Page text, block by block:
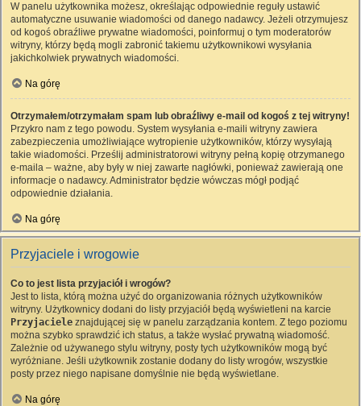
W panelu użytkownika możesz, określając odpowiednie reguły ustawić
automatyczne usuwanie wiadomości od danego nadawcy. Jeżeli otrzymujesz
od kogoś obraźliwe prywatne wiadomości, poinformuj o tym moderatorów
witryny, którzy będą mogli zabronić takiemu użytkownikowi wysyłania
jakichkolwiek prywatnych wiadomości.
Na górę
Otrzymałem/otrzymałam spam lub obraźliwy e-mail od kogoś z tej witryny!
Przykro nam z tego powodu. System wysyłania e-maili witryny zawiera
zabezpieczenia umożliwiające wytropienie użytkowników, którzy wysyłają
takie wiadomości. Prześlij administratorowi witryny pełną kopię otrzymanego
e-maila – ważne, aby były w niej zawarte nagłówki, ponieważ zawierają one
informacje o nadawcy. Administrator będzie wówczas mógł podjąć
odpowiednie działania.
Na górę
Przyjaciele i wrogowie
Co to jest lista przyjaciół i wrogów?
Jest to lista, którą można użyć do organizowania różnych użytkowników
witryny. Użytkownicy dodani do listy przyjaciół będą wyświetleni na karcie
Przyjaciele znajdującej się w panelu zarządzania kontem. Z tego poziomu
można szybko sprawdzić ich status, a także wysłać prywatną wiadomość.
Zależnie od używanego stylu witryny, posty tych użytkowników mogą być
wyróżniane. Jeśli użytkownik zostanie dodany do listy wrogów, wszystkie
posty przez niego napisane domyślnie nie będą wyświetlane.
Na górę